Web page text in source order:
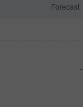
Forecast
-